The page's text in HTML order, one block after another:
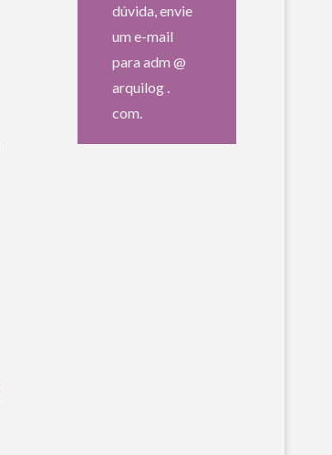
dúvida, envie
um e-mail
para adm @
arquilog .
com.